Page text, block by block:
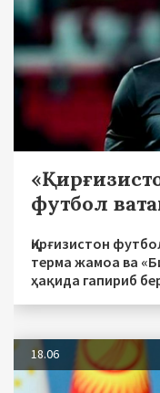
футбол
Қирғизистон
терма жамоа ва
ҳақида гапириб
18.06